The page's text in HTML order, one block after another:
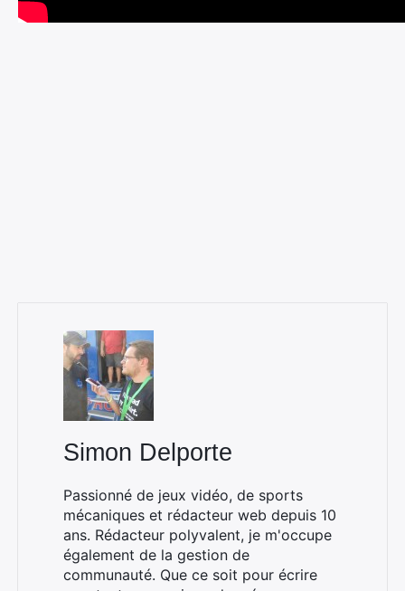
Simon Delporte
Passionné de jeux vidéo, de sports
mécaniques et rédacteur web depuis 10
ans. Rédacteur polyvalent, je m'occupe
également de la gestion de
communauté. Que ce soit pour écrire